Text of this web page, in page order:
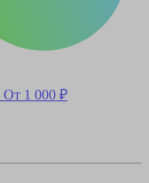
От 1 000 ₽